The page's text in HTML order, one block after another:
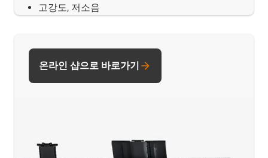
고강도, 저소음
온라인 샵으로 바로가기